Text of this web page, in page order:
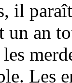
il
un an
Les